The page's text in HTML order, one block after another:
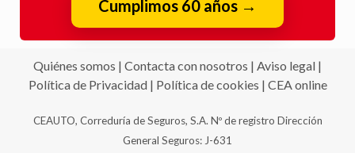
Cumplimos 60 años →
Quiénes somos | Contacta con nosotros | Aviso legal |
Política de Privacidad| Política de cookies | CEA online
CEAUTO, Correduría de Seguros, S.A. Nº de registro Dirección
General Seguros: J-631